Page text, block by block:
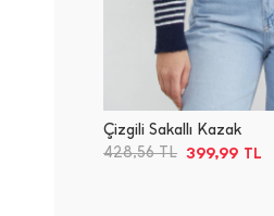
Çizgili Sakallı Kazak
428,56TL 399,99 TL